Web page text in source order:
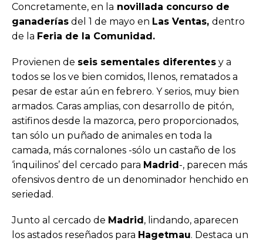
Concretamente, en la novillada concurso de
ganaderías del 1 de mayo en Las Ventas, dentro
de la Feria de la Comunidad.
Provienen de seis sementales diferentes y a
todos se los ve bien comidos, llenos, rematados a
pesar de estar aún en febrero. Y serios, muy bien
armados. Caras amplias, con desarrollo de pitón,
astifinos desde la mazorca, pero proporcionados,
tan sólo un puñado de animales en toda la
camada, más cornalones -sólo un castaño de los
‘inquilinos’ del cercado para Madrid-, parecen más
ofensivos dentro de un denominador henchido en
seriedad.
Junto al cercado de Madrid, lindando, aparecen
los astados reseñados para Hagetmau. Destaca un